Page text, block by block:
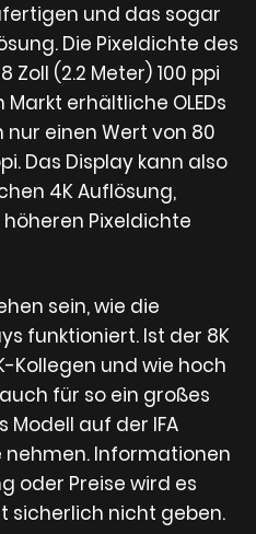
und das sogar
Die Pixeldichte des
(2.2 Meter) 100 ppi
erhältliche OLEDs
einen Wert von 80
Das Display kann also
4K Auflösung,
Pixeldichte
sein, wie die
funktioniert. Ist der 8K
Kollegen und wie hoch
für so ein großes
Modell auf der IFA
nehmen. Informationen
oder Preise wird es
sicherlich nicht geben.